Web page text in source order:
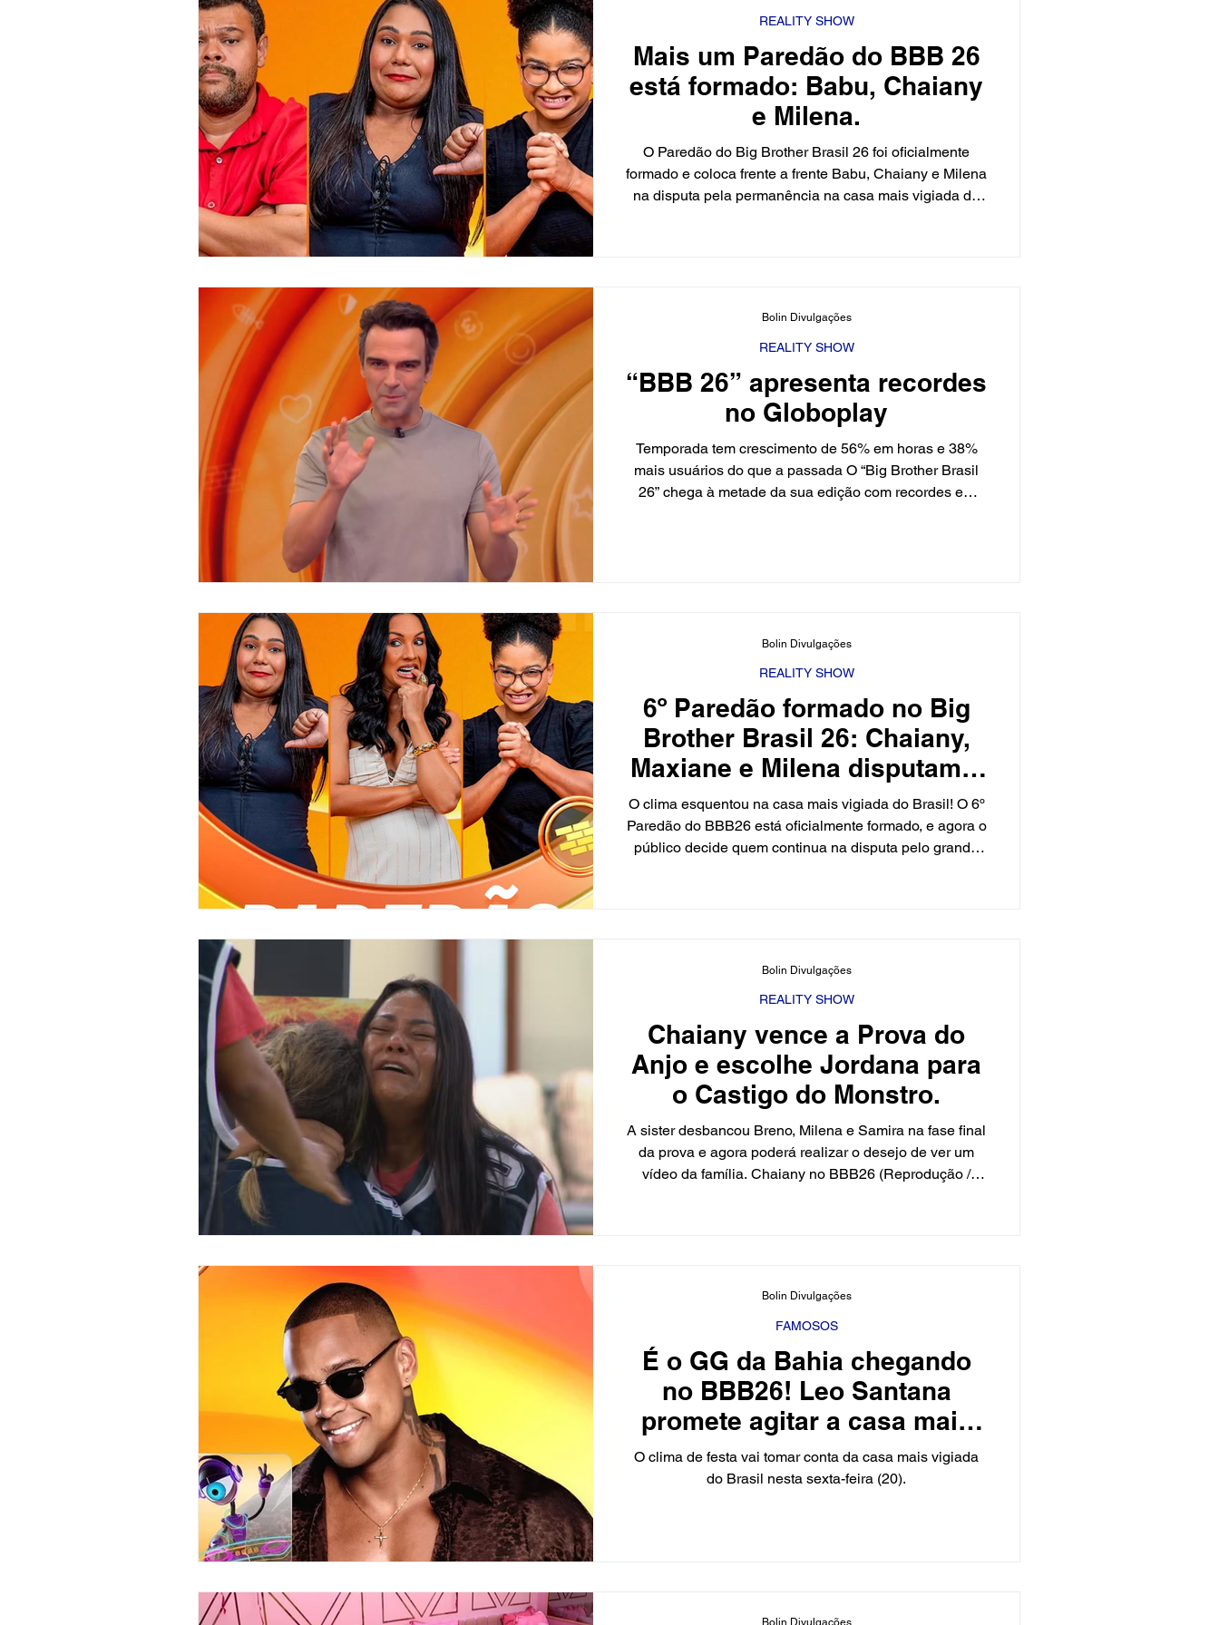
Mais um Paredão do BBB 26
está formado: Babu, Chaiany
e Milena.
O Paredão do Big Brother Brasil 26 foi oficialmente
formado e coloca frente a frente Babu, Chaiany e Milena
na disputa pela permanência na casa mais vigiada do
brothers e sisters aguardam o veredito do público, que
mais uma
REALITY SHOW
“BBB 26” apresenta recordes
no Globoplay
Temporada tem crescimento de 56% em horas e 38%
mais usuários do que a passada O “Big Brother Brasil
26” chega à metade da sua edição com recordes em
de jovens: 51% dos novos ass
REALITY SHOW
Bolin Divulgações
6º Paredão formado no Big
Brother Brasil 26: Chaiany,
Maxiane e Milena disputam a
permanência na casa
O clima esquentou na casa mais vigiada do Brasil! O 6º
Paredão do BBB26 está oficialmente formado, e agora o
público decide quem continua na disputa pelo grande
dias intensos de jogo e posicionamentos fortes na casa.
A
REALITY SHOW
Bolin Divulgações
Chaiany vence a Prova do
Anjo e escolhe Jordana para
o Castigo do Monstro.
A sister desbancou Breno, Milena e Samira na fase final
da prova e agora poderá realizar o desejo de ver um
vídeo da família. Chaiany no BBB26 (Reprodução /
Jordana no Castigo do Monstro. Além do gostinho da
vingança depoi
REALITY SHOW
Bolin Divulgações
É o GG da Bahia chegando
no BBB26! Leo Santana
promete agitar a casa mais
vigiada do Brasil
O clima de festa vai tomar conta da casa mais vigiada
do Brasil nesta sexta-feira (20).
FAMOSOS
Bolin Divulgações
Bolin Divulgações